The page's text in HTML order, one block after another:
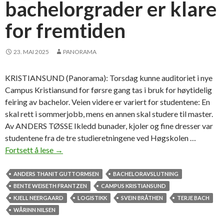
p
p
t
a
t
a
v
o
m
d
e
r
h
ø
bachelorgrader er klare
for fremtiden
23. MAI 2025 PANORAMA
KRISTIANSUND (Panorama): Torsdag kunne auditoriet i nye
Campus Kristiansund for førsre gang tas i bruk for høytidelig
feiring av bachelor. Veien videre er variert for studentene: En
skal rett i sommerjobb, mens en annen skal studere til master.
Av ANDERS TØSSE Ikledd bunader, kjoler og fine dresser var
studentene fra de tre studieretningene ved Høgskolen …
Fortsett å lese S
o
l
t
→
ANDERS THANIT GUTTORMSEN
BACHELORAVSLUTNING
BENTE WEISETH FRANTZEN
CAMPUS KRISTIANSUND
KJELL NEERGAARD
LOGISTIKK SVEIN BRÅTHEN
TERJE BACH
WÅRINN NILSEN